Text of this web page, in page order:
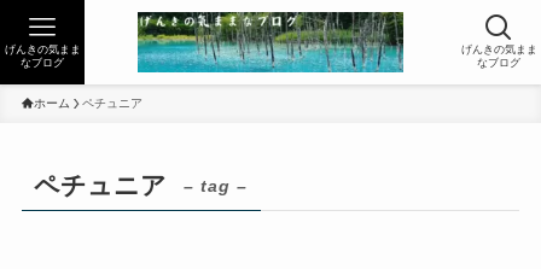
げんきの気まま
なブログ
げんきの気まま
なブログ
ホーム ペチュニア
ペチュニア – tag –